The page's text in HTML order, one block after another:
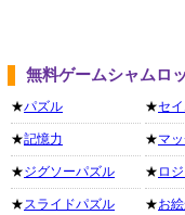
無料ゲームシャムロ
★パズル
★記憶力
★ジグソーパズル
★スライドパズル
★セ
★マ
★ ロ
★お